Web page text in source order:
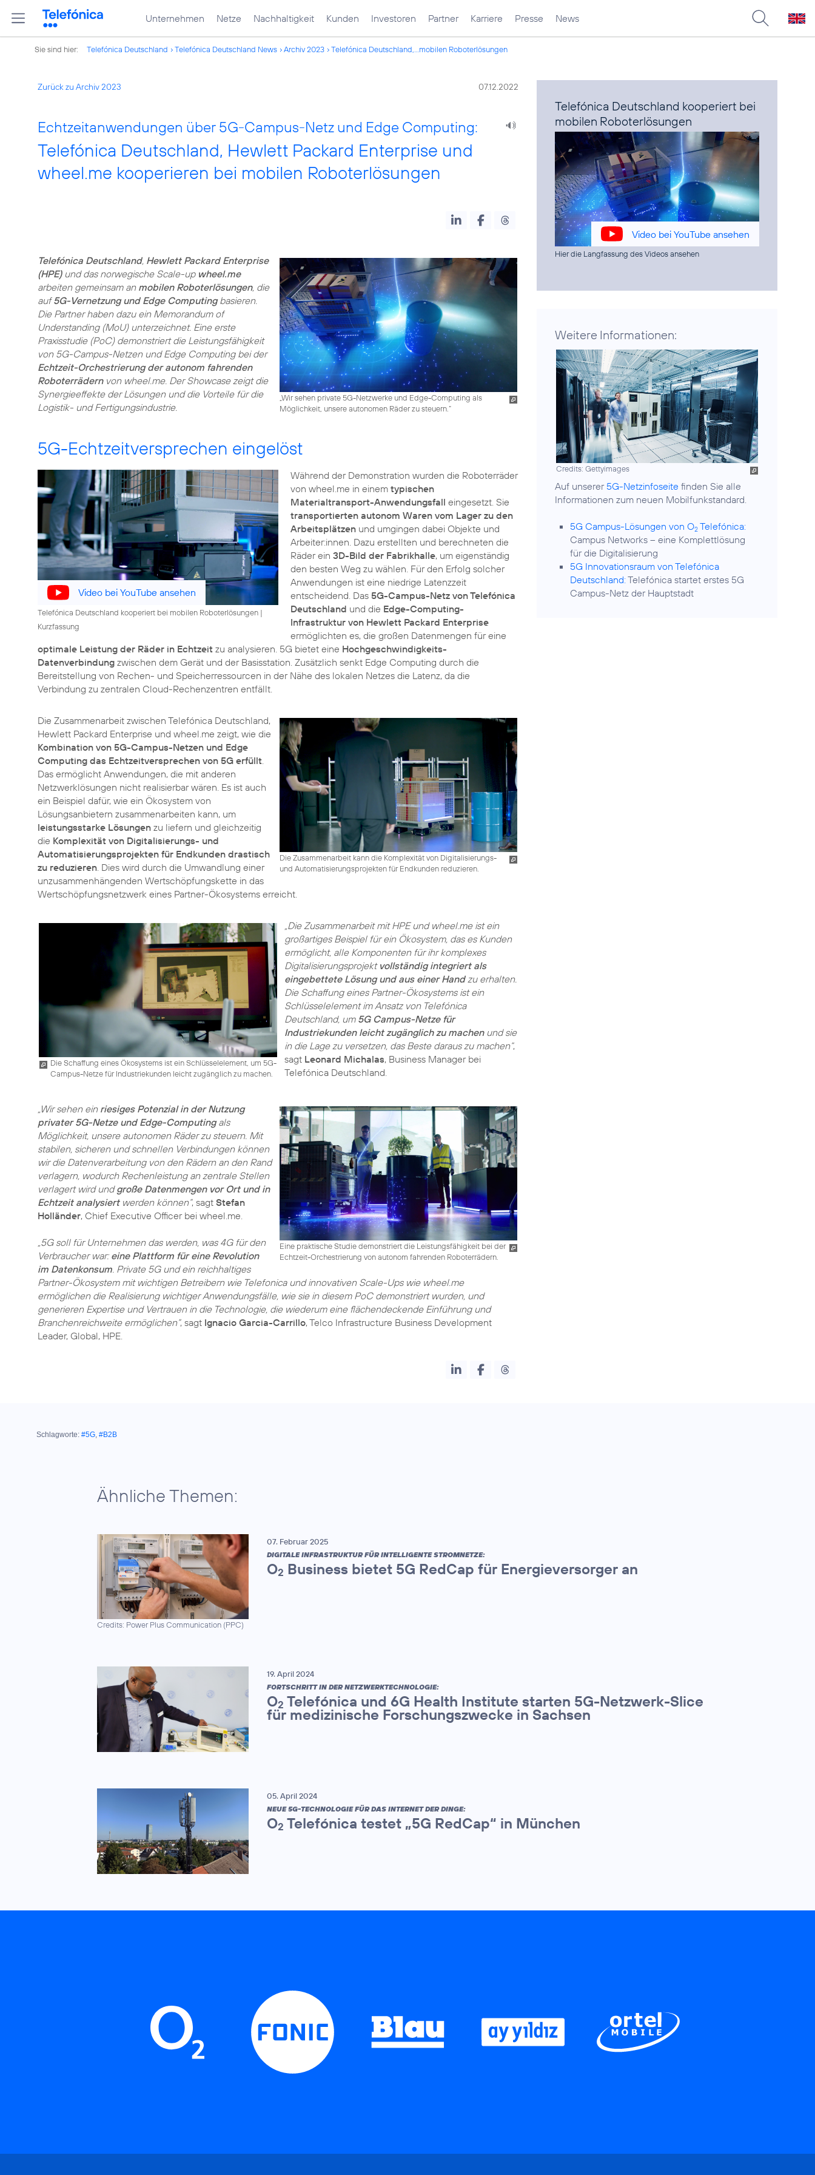
Unternehmen Netze Nachhaltigkeit Kunden Investoren Partner Karriere Presse News
Sie sind hier: Telefónica Deutschland Telefónica Deutschland News Archiv 2023 Telefónica Deutschland,...mobilen Roboterlösungen
Zurück zu Archiv 2023 07.12.2022
Echtzeitanwendungen über 5G-Campus-Netz und Edge Computing:
Telefónica Deutschland, Hewlett Packard Enterprise und
wheel.me kooperieren bei mobilen Roboterlösungen
„Wir sehen private 5G-Netzwerke und Edge-Computing als
Möglichkeit, unsere autonomen Räder zu steuern.“
Telefónica Deutschland, Hewlett Packard Enterprise
(HPE)und das norwegische Scale-up wheel.me
arbeiten gemeinsam an mobilen Roboterlösungen, die
auf5G-Vernetzung und Edge Computingbasieren.
Die Partner haben dazu ein Memorandum of
Understanding (MoU) unterzeichnet. Eine erste
Praxisstudie (PoC) demonstriert die Leistungsfähigkeit
von 5G-Campus-Netzen und Edge Computing bei der
Echtzeit-Orchestrierung der autonom fahrenden
Roboterrädernvon wheel.me. Der Showcase zeigt die
Synergieeffekte der Lösungen und die Vorteile für die
Logistik- und Fertigungsindustrie.
5G-Echtzeitversprechen eingelöst
Video bei YouTube ansehen
Telefónica Deutschland kooperiert bei mobilen Roboterlösungen |
Kurzfassung
Während der Demonstration wurden die Roboterräder
von wheel.me in einem typischen
Materialtransport-Anwendungsfall eingesetzt. Sie
transportierten autonom Waren vom Lager zu den
Arbeitsplätzenund umgingen dabei Objekte und
Arbeiter:innen. Dazu erstellten und berechneten die
Räder ein 3D-Bild der Fabrikhalle, um eigenständig
den besten Weg zu wählen. Für den Erfolg solcher
Anwendungen ist eine niedrige Latenzzeit
entscheidend. Das 5G-Campus-Netz von Telefónica
Deutschland und die Edge-Computing-
Infrastruktur von Hewlett Packard Enterprise
ermöglichten es, die großen Datenmengen für eine
optimale Leistung der Räder in Echtzeit zu analysieren. 5G bietet eine Hochgeschwindigkeits-
Datenverbindung zwischen dem Gerät und der Basisstation. Zusätzlich senkt Edge Computing durch die
Bereitstellung von Rechen- und Speicherressourcen in der Nähe des lokalen Netzes die Latenz, da die
Verbindung zu zentralen Cloud-Rechenzentren entfällt.
Die Zusammenarbeit kann die Komplexität von Digitalisierungs-
und Automatisierungsprojekten für Endkunden reduzieren.
Die Zusammenarbeit zwischen Telefónica Deutschland,
Hewlett Packard Enterprise und wheel.me zeigt, wie die
Kombination von 5G-Campus-Netzen und Edge
Computing das Echtzeitversprechen von 5G erfüllt
Das ermöglicht Anwendungen, die mit anderen
Netzwerklösungen nicht realisierbar wären. Es ist auch
ein Beispiel dafür, wie ein Ökosystem von
Lösungsanbietern zusammenarbeiten kann, um
leistungsstarke Lösungen zu liefern und gleichzeitig
die Komplexität von Digitalisierungs- und
Automatisierungsprojekten für Endkunden drastisch
zu reduzieren . Dies wird durch die Umwandlung einer
unzusammenhängenden Wertschöpfungskette in das
Wertschöpfungsnetzwerk eines Partner-Ökosystems erreicht.
Die Schaffung eines Ökosystems ist ein Schlüsselelement, um 5G-
Campus-Netze für Industriekunden leicht zugänglich zu machen.
„Die Zusammenarbeit mit HPE und wheel.me ist ein
großartiges Beispiel für ein Ökosystem, das es Kunden
ermöglicht, alle Komponenten für ihr komplexes
Digitalisierungsprojekt vollständig integriert als
eingebettete Lösung und aus einer Handzu erhalten.
Die Schaffung eines Partner-Ökosystems ist ein
Schlüsselelement im Ansatz von Telefónica
Deutschland, um 5G Campus-Netze für
Industriekunden leicht zugänglich zu machenund sie
in die Lage zu versetzen, das Beste daraus zu machen“,
sagt Leonard Michalas, Business Manager bei
Telefónica Deutschland.
Eine praktische Studie demonstriert die Leistungsfähigkeit bei der
Echtzeit-Orchestrierung von autonom fahrenden Roboterrädern.
„Wir sehen ein riesiges Potenzial in der Nutzung
privater 5G-Netze und Edge-Computingals
Möglichkeit, unsere autonomen Räder zu steuern. Mit
stabilen, sicheren und schnellen Verbindungen können
wir die Datenverarbeitung von den Rädern an den Rand
verlagern, wodurch Rechenleistung an zentrale Stellen
verlagert wird undgroße Datenmengen vor Ort und in
Echtzeit analysiertwerden können“, sagt Stefan
Holländer, Chief Executive Officer bei wheel.me.
„5G soll für Unternehmen das werden, was 4G für den
Verbraucher war: eine Plattform für eine Revolution
im Datenkonsum . Private 5G und ein reichhaltiges
Partner-Ökosystem mit wichtigen Betreibern wie Telefonica und innovativen Scale-Ups wie wheel.me
ermöglichen die Realisierung wichtiger Anwendungsfälle, wie sie in diesem PoC demonstriert wurden, und
generieren Expertise und Vertrauen in die Technologie, die wiederum eine flächendeckende Einführung und
Branchenreichweite ermöglichen“, sagt Ignacio Garcia-Carrillo, Telco Infrastructure Business Development
Leader, Global, HPE.
Telefónica Deutschland kooperiert bei
mobilen Roboterlösungen
Video bei YouTube ansehen
Hier die Langfassung des Videos ansehen
Weitere Informationen:
Credits: Gettyimages
Auf unserer 5G-Netzinfoseite finden Sie alle
Informationen zum neuen Mobilfunkstandard.
5G Campus-Lösungen von O2 Telefónica:
Campus Networks – eine Komplettlösung
für die Digitalisierung
5G Innovationsraum von Telefónica
Deutschland:Telefónica startet erstes 5G
Campus-Netz der Hauptstadt
Schlagworte: #5G #B2B
Ähnliche Themen:
Credits: Power Plus Communication (PPC)
07. Februar 2025
DIGITALE INFRASTRUKTUR FÜR INTELLIGENTE STROMNETZE:
O2 Business bietet 5G RedCap für Energieversorger an
19. April 2024
FORTSCHRITT IN DER NETZWERKTECHNOLOGIE:
O2 Telefónica und 6G Health Institute starten 5G-Netzwerk-Slice
für medizinische Forschungszwecke in Sachsen
05. April 2024
NEUE 5G-TECHNOLOGIE FÜR DAS INTERNET DER DINGE:
O2 Telefónica testet „5G RedCap“ in München